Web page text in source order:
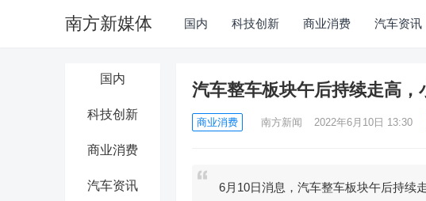
南方新媒体 国内 科技创新 商业消费 汽车资讯
国内
科技创新
商业消费
汽车资讯
汽车整车板块午后持续走高
商业消费 南方新闻 2022年6月10日 13:30
6月10日消息，汽车整车板块午后持续